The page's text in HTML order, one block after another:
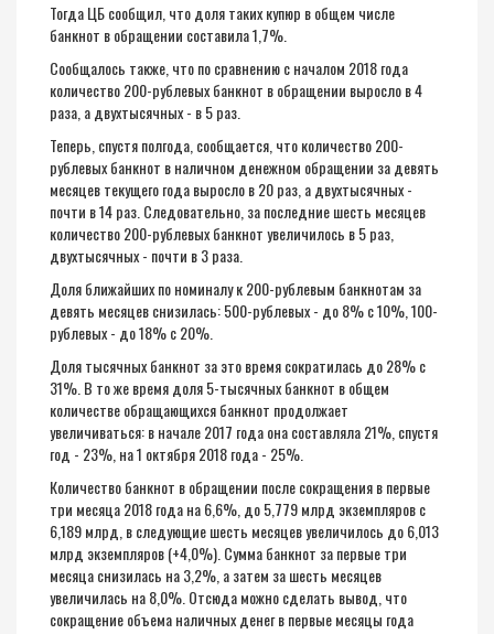
Тогда ЦБ сообщил, что доля таких купюр в общем числе
банкнот в обращении составила 1,7%.
Сообщалось также, что по сравнению с началом 2018 года
количество 200-рублевых банкнот в обращении выросло в 4
раза, а двухтысячных - в 5 раз.
Теперь, спустя полгода, сообщается, что количество 200-
рублевых банкнот в наличном денежном обращении за девять
месяцев текущего года выросло в 20 раз, а двухтысячных -
почти в 14 раз. Следовательно, за последние шесть месяцев
количество 200-рублевых банкнот увеличилось в 5 раз,
двухтысячных - почти в 3 раза.
Доля ближайших по номиналу к 200-рублевым банкнотам за
девять месяцев снизилась: 500-рублевых - до 8% с 10%, 100-
рублевых - до 18% с 20%.
Доля тысячных банкнот за это время сократилась до 28% с
31%. В то же время доля 5-тысячных банкнот в общем
количестве обращающихся банкнот продолжает
увеличиваться: в начале 2017 года она составляла 21%, спустя
год - 23%, на 1 октября 2018 года - 25%.
Количество банкнот в обращении после сокращения в первые
три месяца 2018 года на 6,6%, до 5,779 млрд экземпляров с
6,189 млрд, в следующие шесть месяцев увеличилось до 6,013
млрд экземпляров (+4,0%). Сумма банкнот за первые три
месяца снизилась на 3,2%, а затем за шесть месяцев
увеличилась на 8,0%. Отсюда можно сделать вывод, что
сокращение объема наличных денег в первые месяцы года